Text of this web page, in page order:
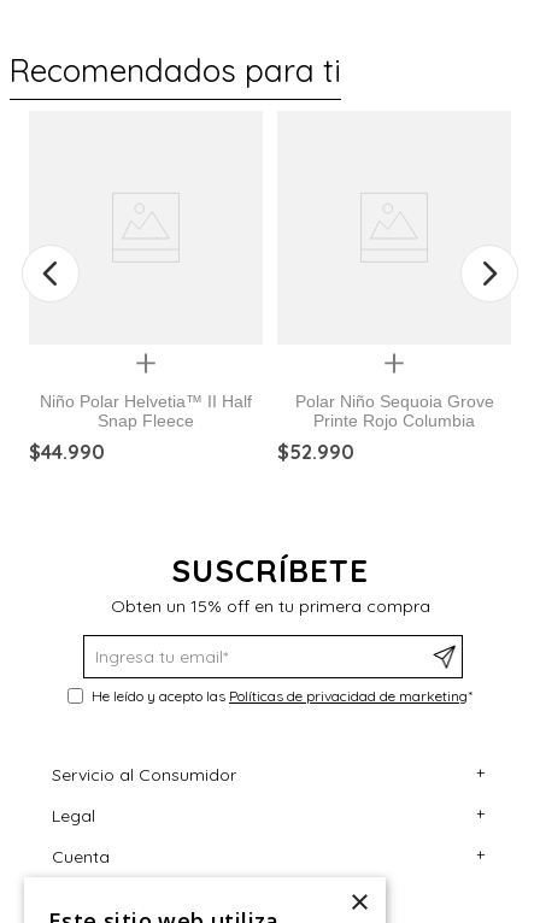
Recomendados para ti
Quickview
Niño Polar Helvetia™ II Half
Snap Fleece
$44.990
Quickview
Polar Niño Sequoia Grove
Printe Rojo Columbia
$52.990
SUSCRÍBETE
Obten un 15% off en tu primera compra
He leído y acepto las Políticas de privacidad de marketing*
Servicio al Consumidor +
Centro de Ayuda
Contáctanos
Legal +
Términos y Condiciones
Cuenta +
×